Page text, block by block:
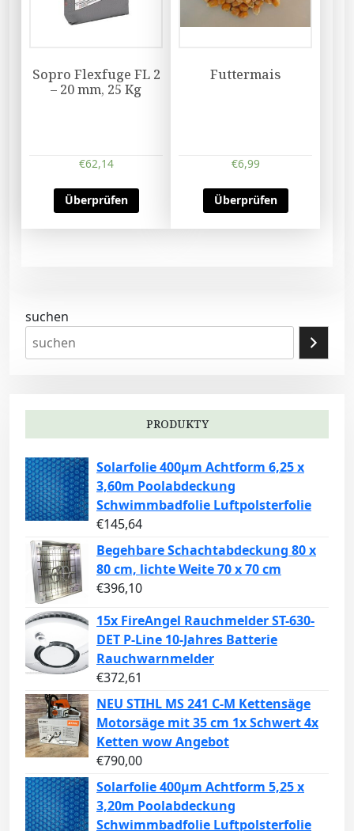
Sopro Flexfuge FL 2
– 20 mm, 25 Kg
€62,14
Überprüfen
Futtermais
€6,99
Überprüfen
suchen
PRODUKTY
Solarfolie 400µm Achtform 6,25 x
3,60m Poolabdeckung
Schwimmbadfolie Luftpolsterfolie
€145,64
Begehbare Schachtabdeckung 80 x
80 cm, lichte Weite 70 x 70 cm
€396,10
15x FireAngel Rauchmelder ST-630-
DET P-Line 10-Jahres Batterie
Rauchwarnmelder
€372,61
NEU STIHL MS 241 C-M Kettensäge
Motorsäge mit 35 cm 1x Schwert 4x
Ketten wow Angebot
€790,00
Solarfolie 400µm Achtform 5,25 x
3,20m Poolabdeckung
Schwimmbadfolie Luftpolsterfolie